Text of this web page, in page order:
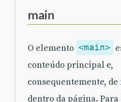
main
O elemento <main>
conteúdo principal e,
consequentemente,
dentro da página.